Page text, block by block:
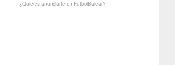
¿Quieres anunciarte en FutbolBalear?